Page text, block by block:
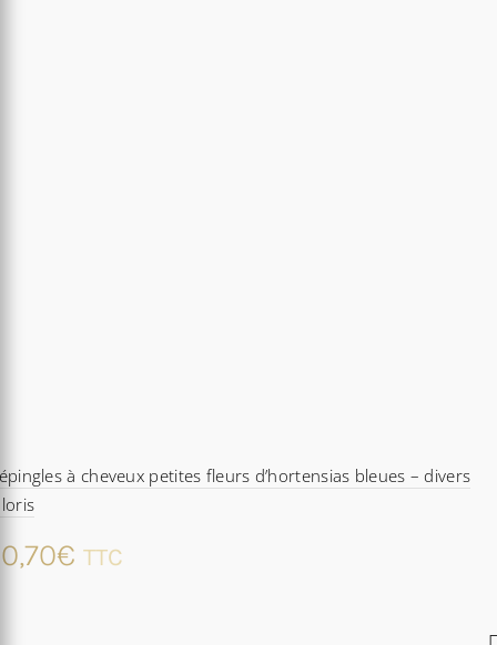
à cheveux petites fleurs d’hortensias bleues – divers
€ TTC